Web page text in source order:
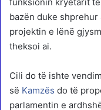
bazën duke
projektin e lënë
theksoi ai.
Cili do të ishte
së Kamzës do të
parlamentin e